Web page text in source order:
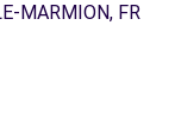
MARMION, FR